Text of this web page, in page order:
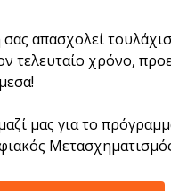
απασχολεί
τελευταίο χρόνο,
μας για το